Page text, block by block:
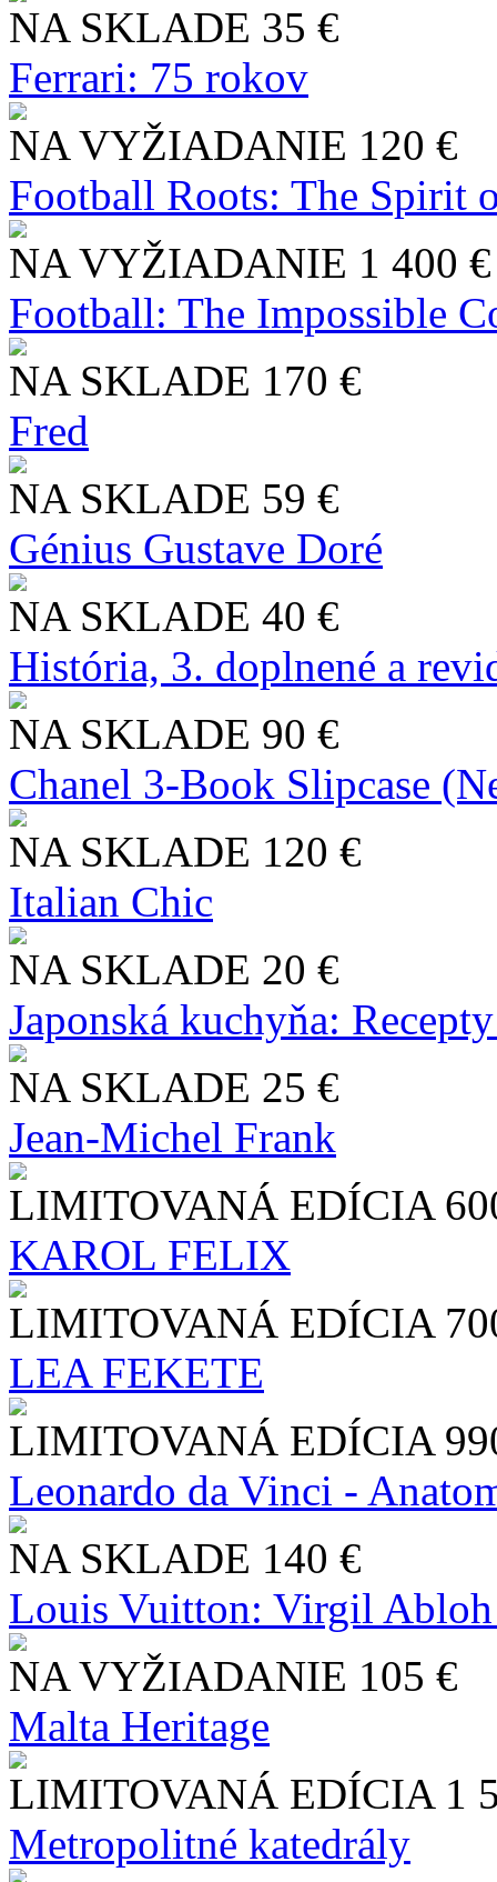
NA SKLADE 35 €
Ferrari: 75 rokov
NA VYŽIADANIE 120 €
Football Roots: The Spirit
NA VYŽIADANIE 1 400 €
Football: The Impossible
NA SKLADE 170 €
Fred
NA SKLADE 59 €
Génius Gustave Doré
NA SKLADE 40 €
História, 3. doplnené a
NA SKLADE 90 €
Chanel 3-Book Slipcase
NA SKLADE 120 €
Italian Chic
NA SKLADE 20 €
Japonská kuchyňa:
NA SKLADE 25 €
Jean-Michel Frank
LIMITOVANÁ EDÍCIA
KAROL FELIX
LIMITOVANÁ EDÍCIA
LEA FEKETE
LIMITOVANÁ EDÍCIA
Leonardo da Vinci -
NA SKLADE 140 €
Louis Vuitton: Virgil
NA VYŽIADANIE 105 €
Malta Heritage
LIMITOVANÁ EDÍCIA 1
Metropolitné katedrály